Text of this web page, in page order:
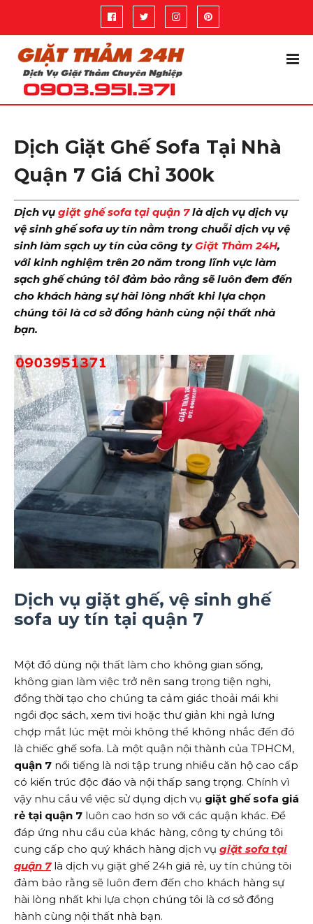
Dịch Giặt Ghế Sofa Tại Nhà
Quận 7 Giá Chỉ 300k
Dịch vụ giặt ghế sofa tại quận 7là dịch vụ dịch vụ
vệ sinh ghế sofa uy tín nằm trong chuỗi dịch vụ vệ
sinh làm sạch uy tín của công tyGiặt Thảm 24H,
với kinh nghiệm trên 20 năm trong lĩnh vực làm
sạch ghế chúng tôi đảm bảo rằng sẽ luôn đem đến
cho khách hàng sự hài lòng nhất khi lựa chọn
chúng tôi là cơ sở đồng hành cùng nội thất nhà
bạn.
Dịch vụ giặt ghế, vệ sinh ghế
sofa uy tín tại quận 7
Một đồ dùng nội thất làm cho không gian sống,
không gian làm việc trở nên sang trọng tiện nghi,
đồng thời tạo cho chúng ta cảm giác thoải mái khi
ngồi đọc sách, xem tivi hoặc thư giản khi ngả lưng
chợp mắt lúc mệt mỏi không thể không nhắc đến đó
là chiếc ghế sofa. Là một quận nội thành của TPHCM,
quận 7 nổi tiếng là nơi tập trung nhiều căn hộ cao cấp
có kiến trúc độc đáo và nội thấp sang trọng. Chính vì
vậy nhu cầu về việc sử dụng dịch vụ giặt ghế sofa giá
rẻ tại quận 7 luôn cao hơn so với các quận khác. Để
đáp ứng nhu cầu của khác hàng, công ty chúng tôi
cung cấp cho quý khách hàng dịch vụ giặt sofa tại
quận 7là dịch vụ giặt ghế 24h giá rẻ, uy tín chúng tôi
đảm bảo rằng sẽ luôn đem đến cho khách hàng sự
hài lòng nhất khi lựa chọn chúng tôi là cơ sở đồng
hành cùng nội thất nhà bạn.